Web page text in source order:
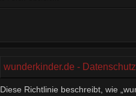
wunderkinder.de -
Diese Richtlinie beschreibt, wie